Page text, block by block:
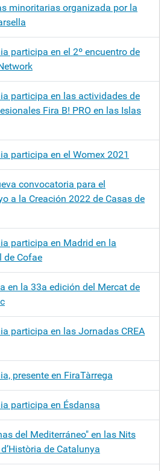
minoritarias organizada por la
participa en el 2º encuentro de
participa en las actividades de
Fira B! PRO en las Islas
participa en el Womex 2021
convocatoria para el
a la Creación 2022 de Casas de
participa en Madrid en la
de Cofae
en la 33a edición del Mercat de
participa en las Jornadas CREA
presente en FiraTàrrega
participa en Ésdansa
del Mediterráneo" en las Nits
de Catalunya